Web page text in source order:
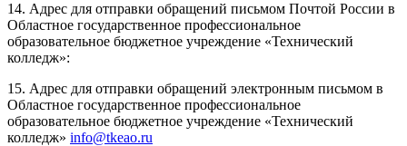
14. Адрес для отправки обращений письмом Почтой России в
Областное государственное профессиональное
образовательное бюджетное учреждение «Технический
колледж»:
15. Адрес для отправки обращений электронным письмом в
Областное государственное профессиональное
образовательное бюджетное учреждение «Технический
колледж» info@tkeao.ru